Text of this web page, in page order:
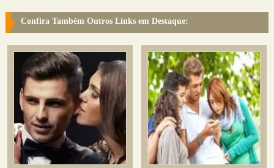
Confira Também Outros Links em Destaque: